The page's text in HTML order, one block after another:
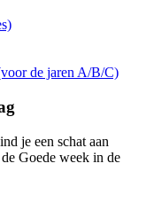
de jaren A/B/C)
je een schat aan
Goede week in de